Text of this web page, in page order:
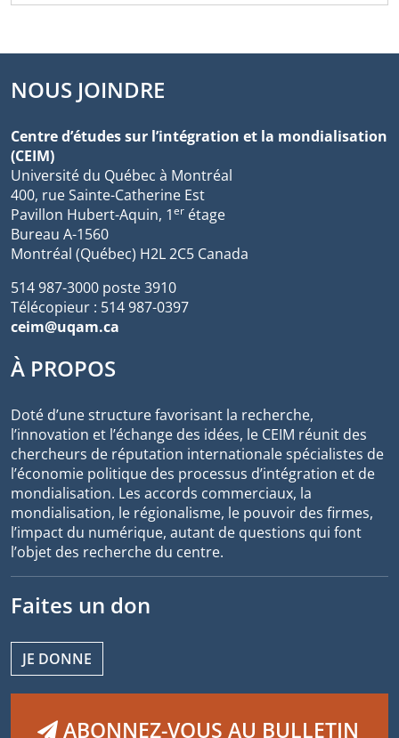
NOUS JOINDRE
Centre d’études sur l’intégration et la mondialisation
(CEIM)
Université du Québec à Montréal
400, rue Sainte-Catherine Est
Pavillon Hubert-Aquin, 1er étage
Bureau A-1560
Montréal (Québec) H2L 2C5 Canada
514 987-3000 poste 3910
Télécopieur : 514 987-0397
ceim@uqam.ca
À PROPOS
Doté d’une structure favorisant la recherche,
l’innovation et l’échange des idées, le CEIM réunit des
chercheurs de réputation internationale spécialistes de
l’économie politique des processus d’intégration et de
mondialisation. Les accords commerciaux, la
mondialisation, le régionalisme, le pouvoir des firmes,
l’impact du numérique, autant de questions qui font
l’objet des recherche du centre.
Faites un don
JE DONNE
ABONNEZ-VOUS AU BULLETIN